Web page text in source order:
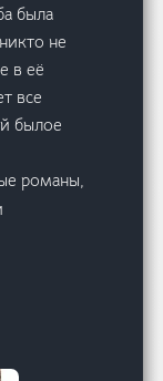
была
не
в её
все
былое
романы,